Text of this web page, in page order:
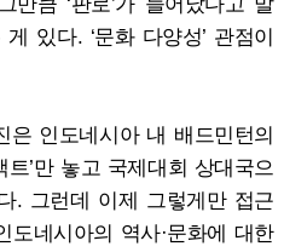
있다. ‘문화 다양성’ 관점이
인도네시아 내 배드민턴의
’만 놓고 국제대회 상대국으
. 그런데 이제 그렇게만 접근
네시아의 역사·문화에 대한